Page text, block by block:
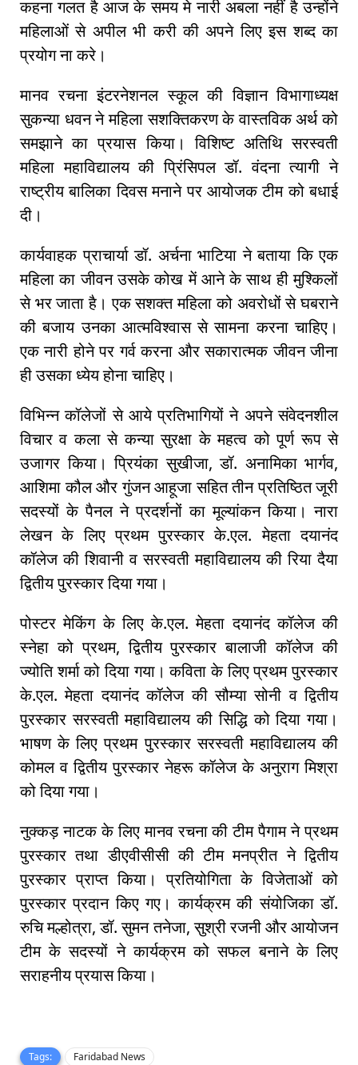
कहना गलत है आज के समय मे नारी अबला नहीं है उन्होंने
महिलाओं से अपील भी करी की अपने लिए इस शब्द का
प्रयोग ना करे।
मानव रचना इंटरनेशनल स्कूल की विज्ञान विभागाध्यक्ष
सुकन्या धवन ने महिला सशक्तिकरण के वास्तविक अर्थ को
समझाने का प्रयास किया। विशिष्ट अतिथि सरस्वती
महिला महाविद्यालय की प्रिंसिपल डॉ. वंदना त्यागी ने
राष्ट्रीय बालिका दिवस मनाने पर आयोजक टीम को बधाई
दी।
कार्यवाहक प्राचार्या डॉ. अर्चना भाटिया ने बताया कि एक
महिला का जीवन उसके कोख में आने के साथ ही मुश्किलों
से भर जाता है। एक सशक्त महिला को अवरोधों से घबराने
की बजाय उनका आत्मविश्वास से सामना करना चाहिए।
एक नारी होने पर गर्व करना और सकारात्मक जीवन जीना
ही उसका ध्येय होना चाहिए।
विभिन्न कॉलेजों से आये प्रतिभागियों ने अपने संवेदनशील
विचार व कला से कन्या सुरक्षा के महत्व को पूर्ण रूप से
उजागर किया। प्रियंका सुखीजा, डॉ. अनामिका भार्गव,
आशिमा कौल और गुंजन आहूजा सहित तीन प्रतिष्ठित जूरी
सदस्यों के पैनल ने प्रदर्शनों का मूल्यांकन किया। नारा
लेखन के लिए प्रथम पुरस्कार के.एल. मेहता दयानंद
कॉलेज की शिवानी व सरस्वती महाविद्यालय की रिया दैया
द्वितीय पुरस्कार दिया गया।
पोस्टर मेकिंग के लिए के.एल. मेहता दयानंद कॉलेज की
स्नेहा को प्रथम, द्वितीय पुरस्कार बालाजी कॉलेज की
ज्योति शर्मा को दिया गया। कविता के लिए प्रथम पुरस्कार
के.एल. मेहता दयानंद कॉलेज की सौम्या सोनी व द्वितीय
पुरस्कार सरस्वती महाविद्यालय की सिद्धि को दिया गया।
भाषण के लिए प्रथम पुरस्कार सरस्वती महाविद्यालय की
कोमल व द्वितीय पुरस्कार नेहरू कॉलेज के अनुराग मिश्रा
को दिया गया।
नुक्कड़ नाटक के लिए मानव रचना की टीम पैगाम ने प्रथम
पुरस्कार तथा डीएवीसीसी की टीम मनप्रीत ने द्वितीय
पुरस्कार प्राप्त किया। प्रतियोगिता के विजेताओं को
पुरस्कार प्रदान किए गए। कार्यक्रम की संयोजिका डॉ.
रुचि मल्होत्रा, डॉ. सुमन तनेजा, सुश्री रजनी और आयोजन
टीम के सदस्यों ने कार्यक्रम को सफल बनाने के लिए
सराहनीय प्रयास किया।
Tags: Faridabad News